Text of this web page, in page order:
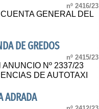
nº 2416/23
GENERAL DEL
DE GREDOS
nº 2415/23
Nº 2337/23
DE AUTOTAXI
ADRADA